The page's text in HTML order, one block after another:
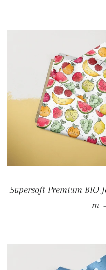
Supersoft Premium BIO
m